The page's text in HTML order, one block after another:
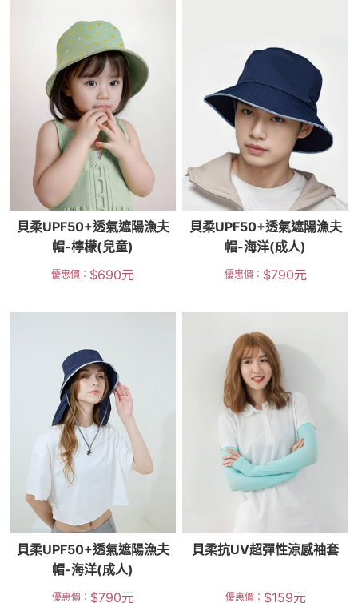
貝柔UPF50+透氣遮陽漁夫
帽-檸檬(兒童)
優惠價： $690元
貝柔UPF50+透氣遮陽漁夫
帽-海洋(成人)
優惠價： $790元
貝柔UPF50+透氣遮陽漁夫
帽-海洋(成人)
優惠價： $790元
貝柔抗UV超彈性涼感袖套
優惠價： $159元